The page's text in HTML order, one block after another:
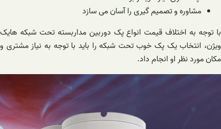
مشاوره و تصمیم گیری را آسان می سازد
با توجه به اختلاف قیمت انواع پک دوربین مداربسته تحت شبکه هایک
ویژن، انتخاب یک پک خوب تحت شبکه را باید با توجه به نیاز مشتری و
مکان مورد نظر او انجام داد.